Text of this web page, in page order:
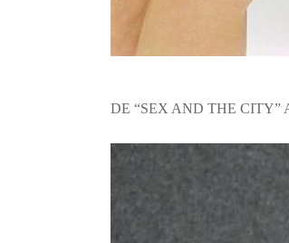
DE “SEX AND THE CITY”